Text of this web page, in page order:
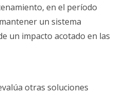
en el período
un sistema
un impacto acotado en las
otras soluciones